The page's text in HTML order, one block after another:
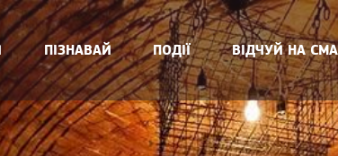
ПІЗНАВАЙ ПОДІЇ ВІДЧУЙ НА